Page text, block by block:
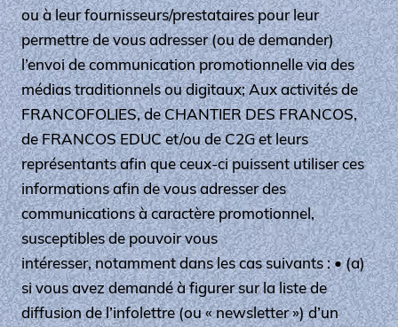
ou à leur fournisseurs/prestataires pour leur
permettre de vous adresser (ou de demander)
l’envoi de communication promotionnelle via des
médias traditionnels ou digitaux; Aux activités de
FRANCOFOLIES, de CHANTIER DES FRANCOS,
de FRANCOS EDUC et/ou de C2G et leurs
représentants afin que ceux-ci puissent utiliser ces
informations afin de vous adresser des
communications à caractère promotionnel,
susceptibles de pouvoir vous
intéresser, notamment dans les cas suivants : • (a)
si vous avez demandé à figurer sur la liste de
diffusion de l’infolettre (ou « newsletter ») d’un